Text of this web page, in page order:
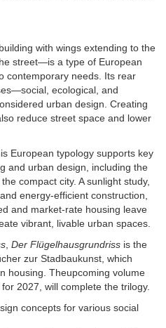
with wings extending to the
street—is a type of European
contemporary needs. Its rear
ecological, and
urban design. Creating
reduce street space and lower
European typology supports key
and urban design, including the
compact city. A sunlight study,
energy-efficient construction,
and market-rate housing leave
vibrant, livable urban spaces.
Der Flügelhausgrundriss is the
zur Stadbaukunst, which
housing. Theupcoming volume
for 2027, will complete the trilogy.
concepts for various social